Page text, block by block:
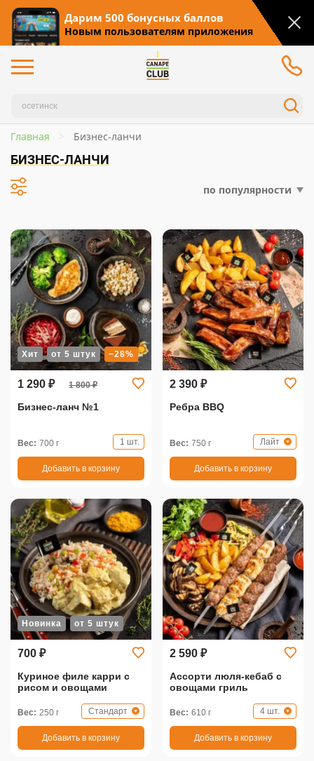
Дарим 500 бонусных баллов
Новым пользователям приложения
Главная Бизнес-ланчи
БИЗНЕС-ЛАНЧИ
по популярности
Хит от 5 штук −28%
1 290 ₽ 1 800 ₽
Бизнес-ланч №1
Вес: 700 г 1 шт.
Добавить в корзину
2 390 ₽
Ребра BBQ
Вес: 750 г Лайт
Добавить в корзину
Новинка от 5 штук
700 ₽
Куриное филе карри с
рисом и овощами
Вес: 250 г Стандарт
Добавить в корзину
2 590 ₽
Ассорти люля-кебаб с
овощами гриль
Вес: 610 г 4 шт.
Добавить в корзину